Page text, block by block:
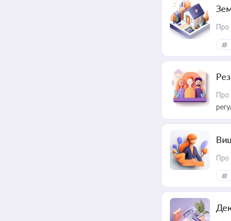
Про
Про
Про